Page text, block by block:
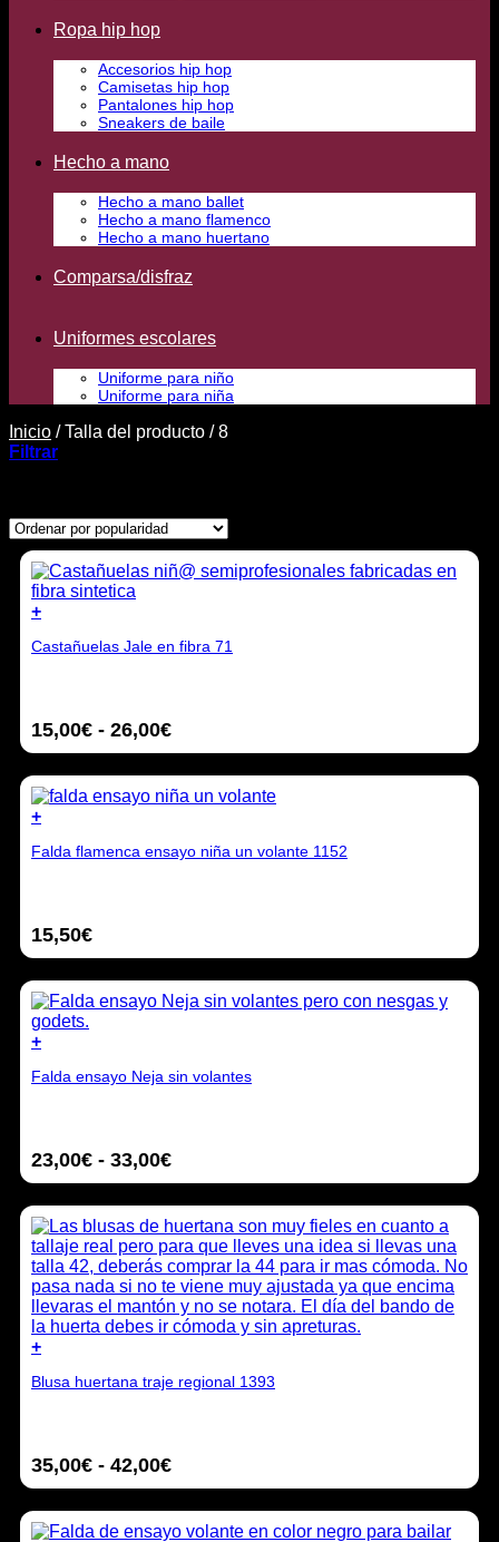
Ropa hip hop
Accesorios hip hop
Camisetas hip hop
Pantalones hip hop
Sneakers de baile
Hecho a mano
Hecho a mano ballet
Hecho a mano flamenco
Hecho a mano huertano
Comparsa/disfraz
Uniformes escolares
Uniforme para niño
Uniforme para niña
Inicio /Talla del producto /8
Filtrar
+
producto
Las
opciones
pueden
elegir
en
la
Castañuelas Jale en fibra 71
15,00€ - 26,00€Rango
de
precios:
desde
hasta
+
producto
Las
opciones
pueden
elegir
en
la
página
Falda flamenca ensayo niña un volante 1152
15,50€
+
producto
Las
opciones
pueden
elegir
en
la
página
de
producto
Falda ensayo Neja sin volantes
23,00€ - 33,00€Rango
de
precios:
desde
23,00€
hasta
33,00€
+
producto
Las
opciones
pueden
Blusa huertana traje regional 1393
35,00€ - 42,00€Rango
de
precios:
desde